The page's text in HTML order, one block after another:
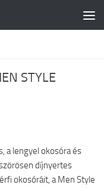
STYLE
a lengyel okosóra és
díjnyertes
okosóráit, a Men Style